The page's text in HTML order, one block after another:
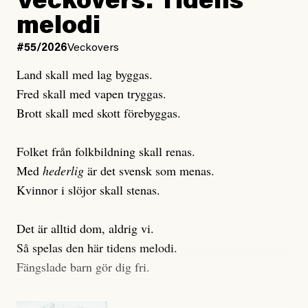
Publicerad6 August, 2026
Uppdaterad7 August, 2026
Publicerad3 August, 2026
Uppdaterad3 August, 2026
melodi
#55/2026Veckovers
Land skall med lag byggas.
Fred skall med vapen tryggas.
Brott skall med skott förebyggas.
Folket från folkbildning skall renas.
Med hederlig är det svensk som menas.
Kvinnor i slöjor skall stenas.
Det är alltid dom, aldrig vi.
Så spelas den här tidens melodi.
Fängslade barn gör dig fri.